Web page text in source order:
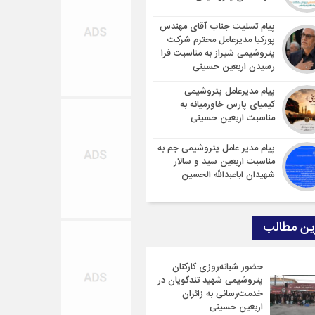
پیام تسلیت جناب آقای مهندس
پوركیا مدیرعامل محترم شركت
پتروشیمی شیراز به مناسبت فرا
رسیدن اربعین حسینی
پیام مدیرعامل پتروشیمی
کیمیای پارس خاورمیانه به
مناسبت اربعین حسینی
پیام مدیر عامل پتروشیمی جم به
مناسبت اربعین سید و سالار
شهیدان اباعبدالله الحسین
مطالب
حضور شبانه‌روزی کارکنان
پتروشیمی شهید تندگویان در
خدمت‌رسانی به زائران
اربعین حسینی